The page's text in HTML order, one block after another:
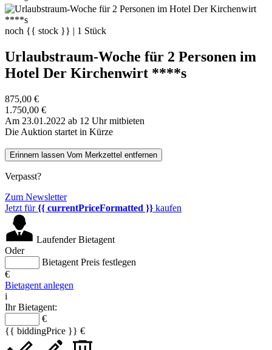
noch {{ stock }} | 1 Stück
Urlaubstraum-Woche für 2 Personen im
Hotel Der Kirchenwirt ****s
875,00 €
1.750,00 €
Am 23.01.2022 ab 12 Uhr mitbieten
Die Auktion startet in Kürze
Erinnern lassen Vom Merkzettel entfernen
Verpasst?
Zum Newsletter
Jetzt für{{ currentPriceFormatted }} kaufen
Laufender Bietagent
Oder
Bietagent Preis festlegen
€
Bietagent anlegen
i
Ihr Bietagent:
€
{{ biddingPrice }} €